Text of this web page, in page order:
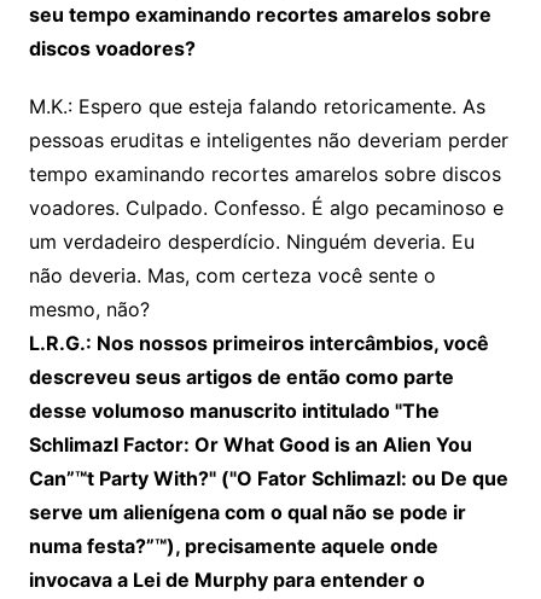
seu tempo examinando recortes amarelos sobre
discos voadores?
M.K.: Espero que esteja falando retoricamente. As
pessoas eruditas e inteligentes não deveriam perder
tempo examinando recortes amarelos sobre discos
voadores. Culpado. Confesso. É algo pecaminoso e
um verdadeiro desperdício. Ninguém deveria. Eu
não deveria. Mas, com certeza você sente o
mesmo, não?
L.R.G.: Nos nossos primeiros intercâmbios, você
descreveu seus artigos de então como parte
desse volumoso manuscrito intitulado "The
Schlimazl Factor: Or What Good is an Alien You
Can”™t Party With?" ("O Fator Schlimazl: ou De que
serve um alienígena com o qual não se pode ir
numa festa?”™), precisamente aquele onde
invocava a Lei de Murphy para entender o